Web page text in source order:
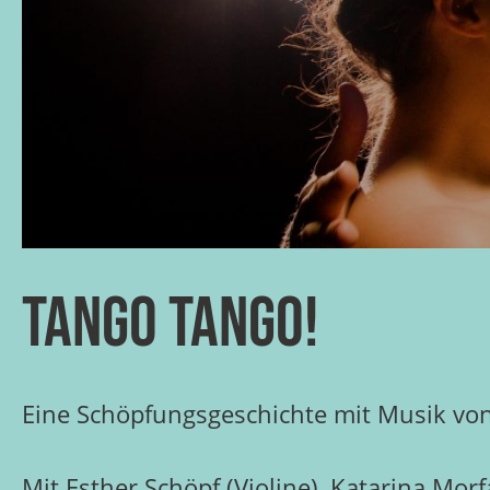
Tango Tango!
Eine Schöpfungsgeschichte mit Musik